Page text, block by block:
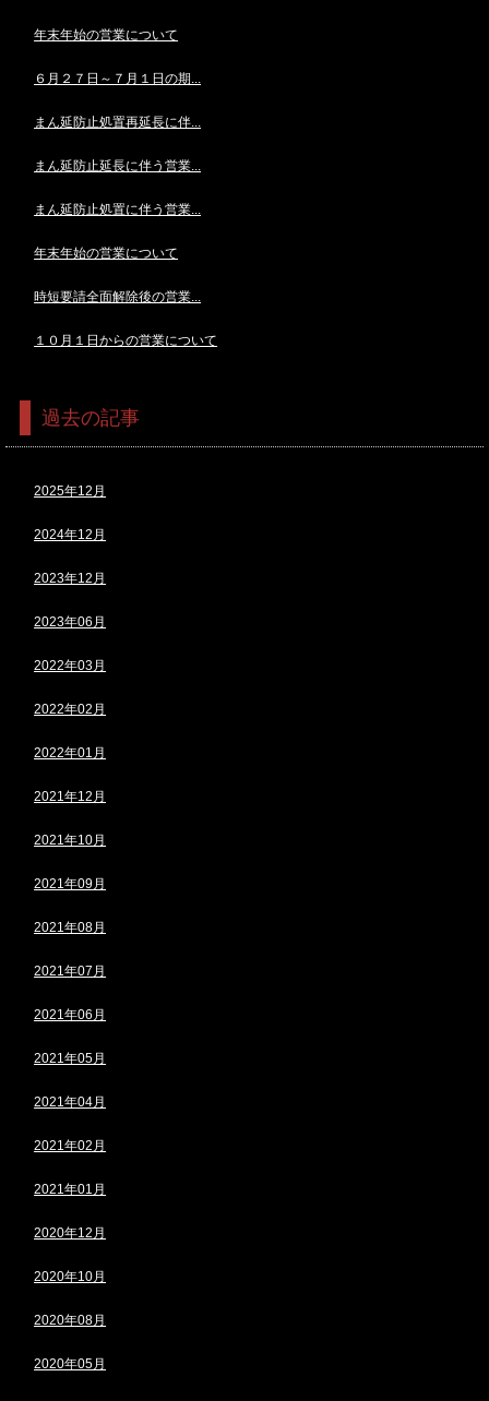
年末年始の営業について
６月２７日～７月１日の期...
まん延防止処置再延長に伴...
まん延防止延長に伴う営業...
まん延防止処置に伴う営業...
年末年始の営業について
時短要請全面解除後の営業...
１０月１日からの営業について
過去の記事
2025年12月
2024年12月
2023年12月
2023年06月
2022年03月
2022年02月
2022年01月
2021年12月
2021年10月
2021年09月
2021年08月
2021年07月
2021年06月
2021年05月
2021年04月
2021年02月
2021年01月
2020年12月
2020年10月
2020年08月
2020年05月